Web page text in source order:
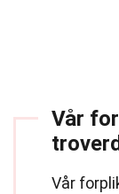
Vår
Vår